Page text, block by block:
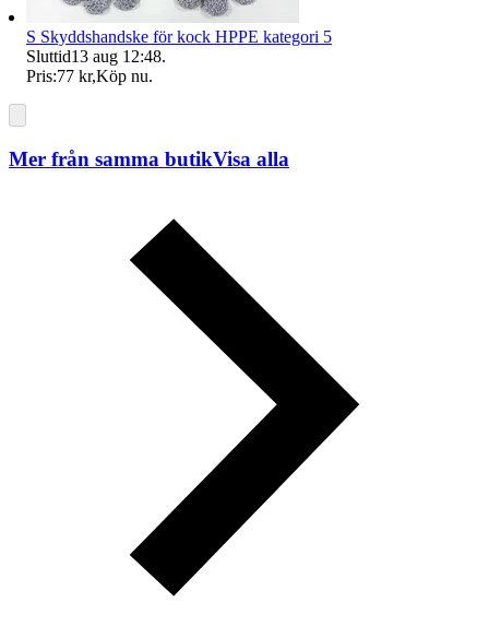
S Skyddshandske för kock HPPE kategori 5
Sluttid13 aug 12:48.
Pris:77 kr,Köp nu.
Mer från samma butikVisa alla